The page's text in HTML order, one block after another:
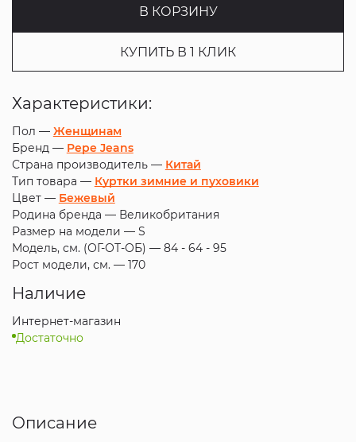
В КОРЗИНУ
КУПИТЬ В 1 КЛИК
Характеристики:
Пол — Женщинам
Бренд — Pepe Jeans
Страна производитель — Китай
Тип товара — Куртки зимние и пуховики
Цвет — Бежевый
Родина бренда — Великобритания
Размер на модели — S
Модель, см. (ОГ-ОТ-ОБ) — 84 - 64 - 95
Рост модели, см. — 170
Наличие
Интернет-магазин
Достаточно
Описание